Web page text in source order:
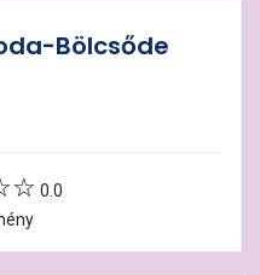
Bölcsőde
0.0